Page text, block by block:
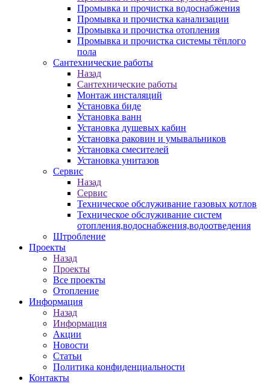
Промывка и прочистка водоснабжения
Промывка и прочистка канализации
Промывка и прочистка отопления
Промывка и прочистка системы тёплого
пола
Сантехнические работы
Назад
Сантехнические работы
Монтаж инсталяций
Установка биде
Установка ванн
Установка душевых кабин
Установка раковин и умывальников
Установка смесителей
Установка унитазов
Сервис
Назад
Сервис
Техническое обслуживание газовых котлов
Техническое обслуживание систем
отопления,водоснабжения,водоотведения
Штробление
Проекты
Назад
Проекты
Все проекты
Отопление
Информация
Назад
Информация
Акции
Новости
Статьи
Политика конфиденциальности
Контакты